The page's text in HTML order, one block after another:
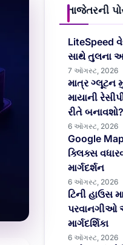
તાજેતરની
LiteSpeed
સાથે તુલના
7 ઑગસ્ટ, 2026
માત્ર ગ્લૂટન
માયાની
રીતે બનાવશો?
6 ઑગસ્ટ, 2026
Google
ક્લિક્સ
માર્ગદર્શન
6 ઑગસ્ટ, 2026
ટિની હાઉસ
પરવાનગીઓ
માર્ગદર્શિકા
6 ઑગસ્ટ, 2026